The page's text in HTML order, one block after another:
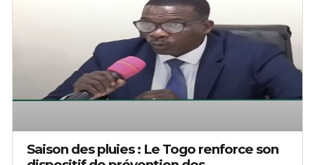
Saison des pluies : Le Togo renforce son